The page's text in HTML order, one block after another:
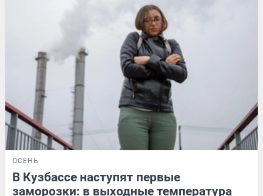
ОСЕНЬ
В Кузбассе наступят первые
заморозки: в выходные температура